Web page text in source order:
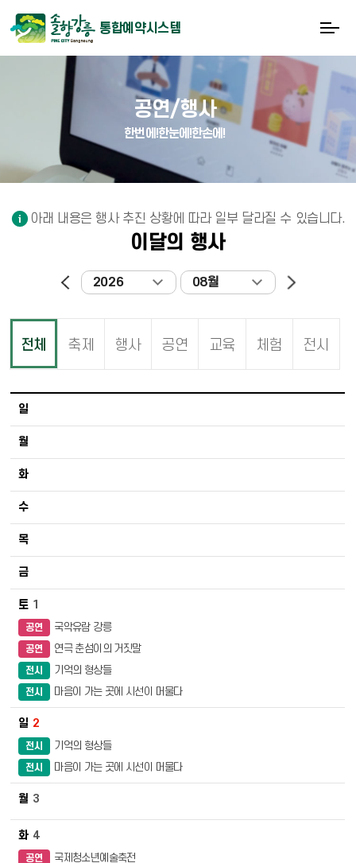
통합예약시스템
공연/행사
한번에!한눈에!한손에!
아래 내용은 행사 추진 상황에 따라 일부 달라질 수 있습니다.
이달의 행사
2026 08월
전체 축제 행사 공연 교육 체험 전시
1
공연 국악유람 강릉
공연 연극 춘섬이의 거짓말
전시 기억의 형상들
전시 마음이 가는 곳에 시선이 머물다
2
전시 기억의 형상들
전시 마음이 가는 곳에 시선이 머물다
3
4
공연 국제청소년예술축전